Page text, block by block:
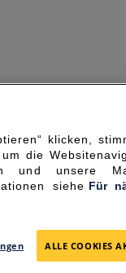
klicken,
die
und unsere
siehe Für
ALLE COOKIES